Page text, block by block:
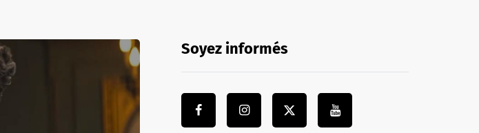
Soyez informés